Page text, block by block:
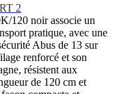
2
120 noir associe un
pratique, avec une
Abus de 13 sur
renforcé et son
résistent aux
de 120 cm et